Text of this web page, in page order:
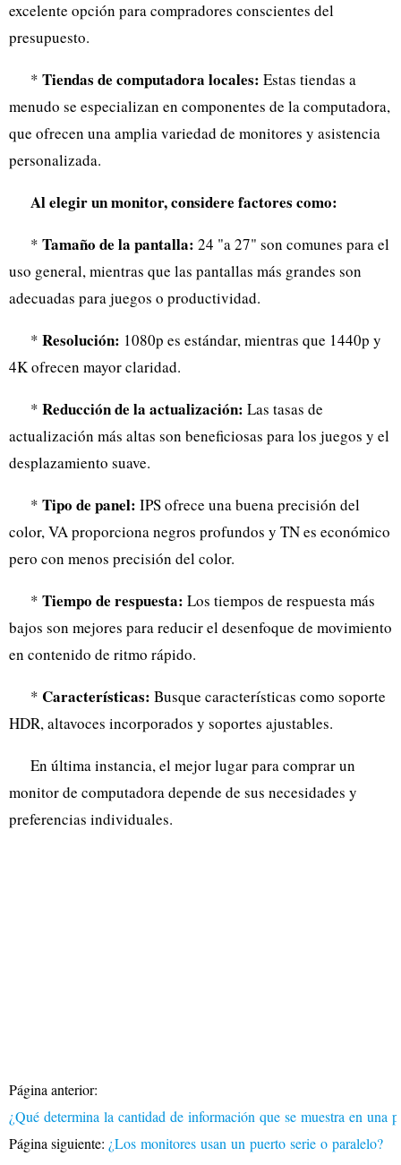
excelente opción para compradores conscientes del
presupuesto.
* Tiendas de computadora locales: Estas tiendas a
menudo se especializan en componentes de la computadora,
que ofrecen una amplia variedad de monitores y asistencia
personalizada.
Al elegir un monitor, considere factores como:
* Tamaño de la pantalla: 24 "a 27" son comunes para el
uso general, mientras que las pantallas más grandes son
adecuadas para juegos o productividad.
* Resolución: 1080p es estándar, mientras que 1440p y
4K ofrecen mayor claridad.
* Reducción de la actualización: Las tasas de
actualización más altas son beneficiosas para los juegos y el
desplazamiento suave.
* Tipo de panel: IPS ofrece una buena precisión del
color, VA proporciona negros profundos y TN es económico
pero con menos precisión del color.
* Tiempo de respuesta: Los tiempos de respuesta más
bajos son mejores para reducir el desenfoque de movimiento
en contenido de ritmo rápido.
* Características: Busque características como soporte
HDR, altavoces incorporados y soportes ajustables.
En última instancia, el mejor lugar para comprar un
monitor de computadora depende de sus necesidades y
preferencias individuales.
Página anterior:
¿Qué determina la cantidad de información que se muestra en una
Página siguiente: ¿Los monitores usan un puerto serie o paralelo?